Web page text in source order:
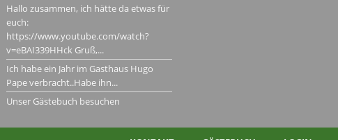
Hallo zusammen, ich hätte da etwas für
euch:
https://www.youtube.com/watch?
v=eBAI339HHck Gruß,...
Ich habe ein Jahr im Gasthaus Hugo
Pape verbracht..Habe ihn...
Unser Gästebuch besuchen